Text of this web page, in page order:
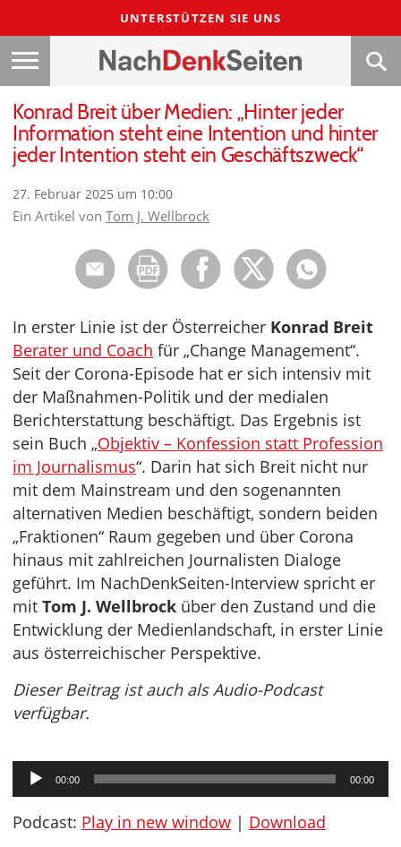
UNTERSTÜTZEN SIE UNS
Konrad Breit über Medien: „Hinter jeder
Information steht eine Intention und hinter
jeder Intention steht ein Geschäftszweck“
27. Februar 2025 um 10:00
Ein Artikel von Tom J. Wellbrock
In erster Linie ist der Österreicher Konrad Breit
Berater und Coach für „Change Management“.
Seit der Corona-Episode hat er sich intensiv mit
der Maßnahmen-Politik und der medialen
Berichterstattung beschäftigt. Das Ergebnis ist
sein Buch „Objektiv – Konfession statt Profession
im Journalismus“. Darin hat sich Breit nicht nur
mit dem Mainstream und den sogenannten
alternativen Medien beschäftigt, sondern beiden
„Fraktionen“ Raum gegeben und über Corona
hinaus mit zahlreichen Journalisten Dialoge
geführt. Im NachDenkSeiten-Interview spricht er
mit Tom J. Wellbrock über den Zustand und die
Entwicklung der Medienlandschaft, in erster Linie
aus österreichischer Perspektive.
Dieser Beitrag ist auch als Audio-Podcast
verfügbar.
Audio-
Player
00:00 00:00
Podcast: Play in new window | Download